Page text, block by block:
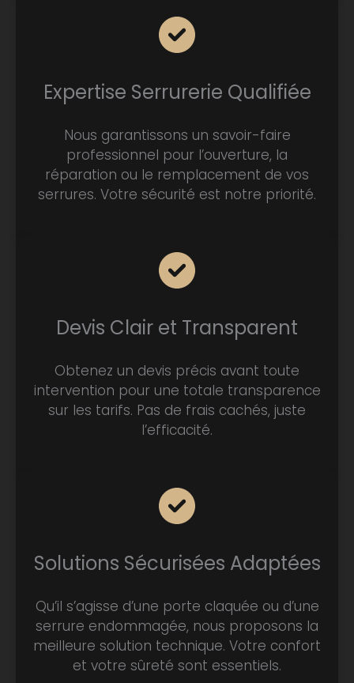
Expertise Serrurerie Qualifiée
Nous garantissons un savoir-faire
professionnel pour l’ouverture, la
réparation ou le remplacement de vos
serrures. Votre sécurité est notre priorité.
Devis Clair et Transparent
Obtenez un devis précis avant toute
intervention pour une totale transparence
sur les tarifs. Pas de frais cachés, juste
l’efficacité.
Solutions Sécurisées Adaptées
Qu’il s’agisse d’une porte claquée ou d’une
serrure endommagée, nous proposons la
meilleure solution technique. Votre confort
et votre sûreté sont essentiels.